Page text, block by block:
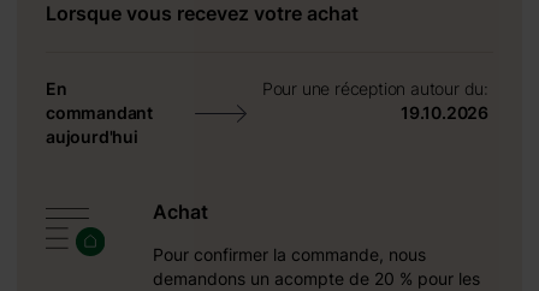
Lorsque vous recevez votre achat
En
commandant
aujourd'hui
Pour une réception autour du:
19.10.2026
Achat
Pour confirmer la commande, nous
demandons un acompte de 20 % pour les
canapés